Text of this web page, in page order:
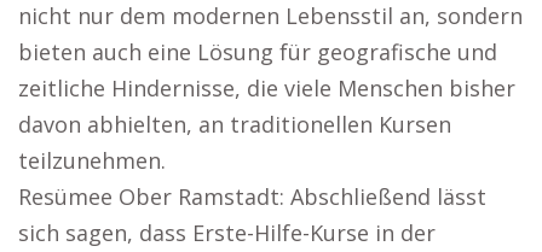
nicht nur dem modernen Lebensstil an, sondern
bieten auch eine Lösung für geografische und
zeitliche Hindernisse, die viele Menschen bisher
davon abhielten, an traditionellen Kursen
teilzunehmen.
Resümee Ober Ramstadt: Abschließend lässt
sich sagen, dass Erste-Hilfe-Kurse in der